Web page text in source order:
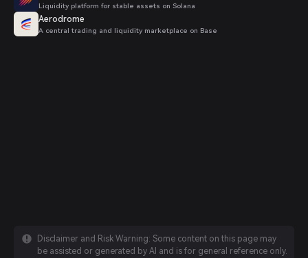
Liquidity platform for stable assets on Solana
Aerodrome
A central trading and liquidity marketplace on Base
Disclaimer and Risk Warning: Some content on this page may
be assisted or generated by AI and is for general reference only.